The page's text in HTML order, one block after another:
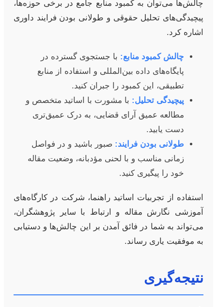
چالش‌ها می‌توان به کمبود منابع جامع در برخی حوزه‌ها،
پیچیدگی‌های تحلیل حقوقی و طولانی بودن فرایند داوری
اشاره کرد.
چالش کمبود منابع: با جستجوی گسترده در
پایگاه‌های داده بین‌المللی و استفاده از منابع
تطبیقی، این کمبود را جبران کنید.
پیچیدگی تحلیل: با مشورت با اساتید متخصص و
مطالعه عمیق آرای قضایی، به درک عمیق‌تری
دست یابید.
طولانی بودن فرایند: صبور باشید و در فواصل
زمانی مناسب و با لحنی مؤدبانه، وضعیت مقاله
خود را پیگیری کنید.
استفاده از تجربیات اساتید راهنما، شرکت در کارگاه‌های
آموزشی نگارش مقاله و ارتباط با سایر پژوهشگران،
می‌تواند به شما در فائق آمدن بر این چالش‌ها و دستیابی
به موفقیت یاری رساند.
نتیجه‌گیری